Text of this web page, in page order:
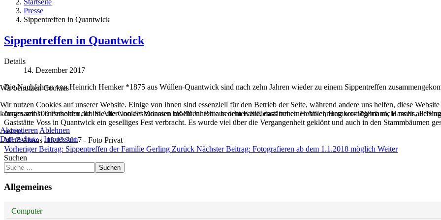
Presse
Sippentreffen in Quantwick
Sippentreffen in Quantwick
Details
14. Dezember 2017
Die Nachfahren von Heinrich Hemker *1875 aus Wüllen-Quantwick sind nach zehn Jahren wieder zu einem Sippentreffen
Insgesamt 100 Personen die im Alter von elf Monaten bis 88 Jahren aus dem Familienstämmen Hemker, Hemker-Thiemann, Hassels,
Gaststätte Voss in Quantwick ein geselliges Fest verbracht. Es wurde viel über die Vergangenheit geklönt und auch in den Stammbäumen
selten.
MLZ Ahaus 13.12.2017 - Foto Privat
Vorheriger Beitrag: Sippentreffen der Familie Gerling Zurück Nächster Beitrag: Fotografieren ab dem 1.1.2018 möglich Weiter
Suchen
Suchen
Allgemeines
Computer
Wir benutzen Cookies
Wir nutzen Cookies auf unserer Website. Einige von ihnen sind essenziell für den Betrieb der Seite, während andere uns helfen, diese
können selbst entscheiden, ob Sie die Cookies zulassen möchten. Bitte beachten Sie, dass bei einer Ablehnung womöglich nicht mehr alle
Akzeptieren Ablehnen
Datenschutz|Impressum